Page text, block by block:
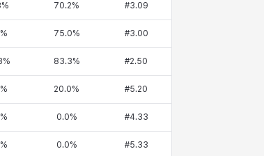
% 70.2% #3.09
% 75.0% #3.00
% 83.3% #2.50
% 20.0% #5.20
% 0.0% #4.33
% 0.0% #5.33